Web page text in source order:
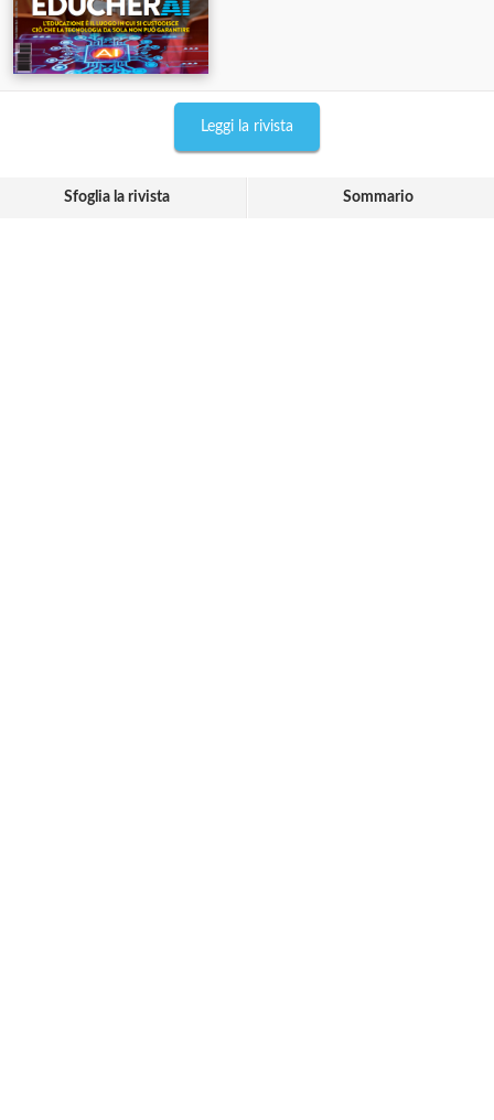
Leggi la rivista
Sfoglia la rivista Sommario